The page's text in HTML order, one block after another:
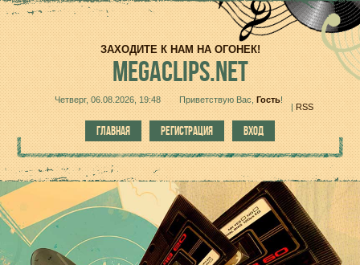
ЗАХОДИТЕ К НАМ НА ОГОНЕК!
MEGACLIPS.NET
Четверг, 06.08.2026, 19:48 Приветствую Вас Гость!
|RSS
ГЛАВНАЯ РЕГИСТРАЦИЯ ВХОД